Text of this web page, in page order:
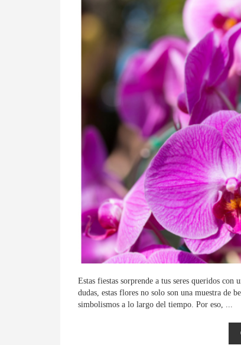
Estas fiestas sorprende a tus seres queridos
dudas, estas flores no solo son una muestra de
simbolismos a lo largo del tiempo. Por eso, ...